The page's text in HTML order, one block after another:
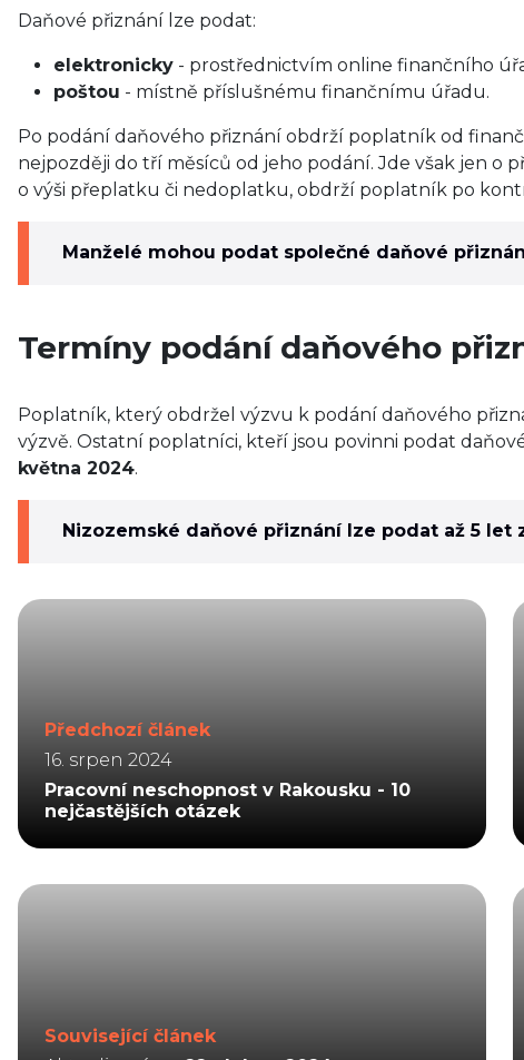
Daňové přiznání lze podat:
elektronicky - prostřednictvím online finančního
poštou - místně příslušnému finančnímu úřadu.
Po podání daňového přiznání obdrží poplatník od
nejpozději do tří měsíců od jeho podání. Jde však jen o
o výši přeplatku či nedoplatku, obdrží poplatník po
Manželé mohou podat společné daňové
Termíny podání daňového
Poplatník, který obdržel výzvu k podání daňového
výzvě. Ostatní poplatníci, kteří jsou povinni podat
května 2024.
Nizozemské daňové přiznání lze podat až 5 let
Předchozí článek
16. srpen 2024
Pracovní neschopnost v Rakousku - 10
nejčastějších otázek
Související článek